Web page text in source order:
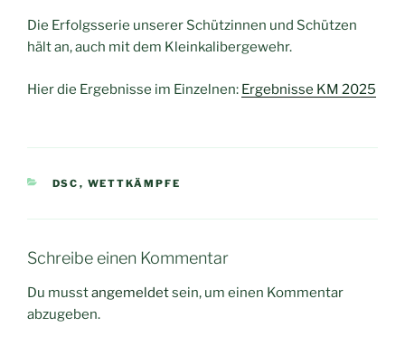
Die Erfolgsserie unserer Schützinnen und Schützen
hält an, auch mit dem Kleinkalibergewehr.
Hier die Ergebnisse im Einzelnen: Ergebnisse KM 2025
KATEGORIEN
DSC , WETTKÄMPFE
Schreibe einen Kommentar
Du musstangemeldetsein, um einen Kommentar
abzugeben.